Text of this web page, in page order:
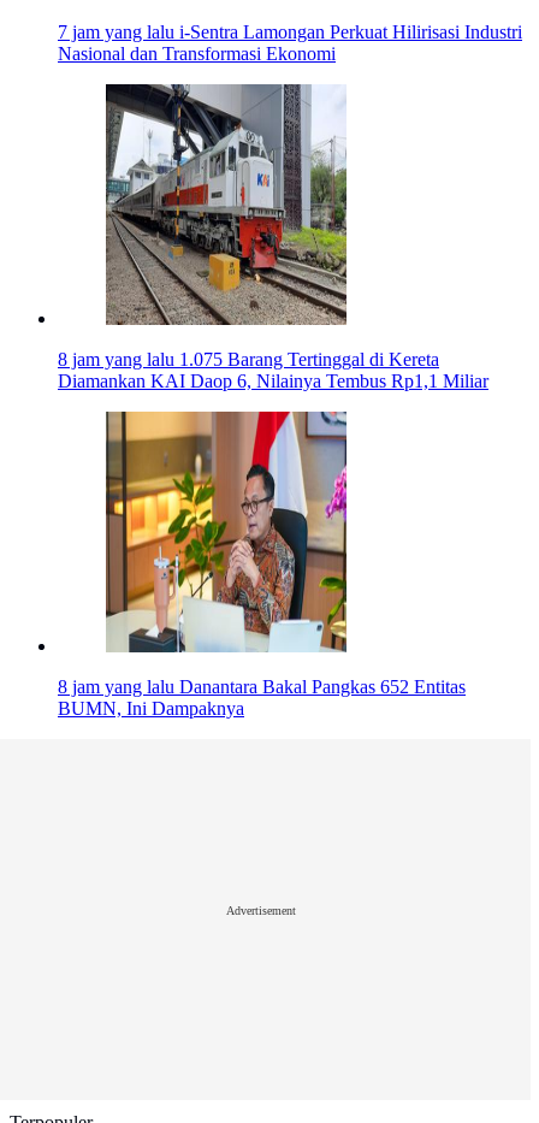
7 jam yang lalu i-Sentra Lamongan Perkuat Hilirisasi Industri
Nasional dan Transformasi Ekonomi
8 jam yang lalu 1.075 Barang Tertinggal di Kereta
Diamankan KAI Daop 6, Nilainya Tembus Rp1,1 Miliar
8 jam yang lalu Danantara Bakal Pangkas 652 Entitas
BUMN, Ini Dampaknya
Advertisement